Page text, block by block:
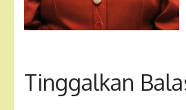
Tinggalkan